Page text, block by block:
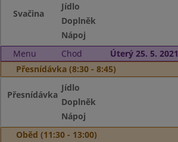
Svačina
Jídlo
Doplněk
Nápoj
Menu
Chod
Úterý 25. 5. 2021
Přesnídávka (8:30 - 8:45)
Přesnídávka
Jídlo
Doplněk
Nápoj
Oběd (11:30 - 13:00)